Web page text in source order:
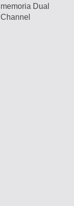
memoria Dual
Channel